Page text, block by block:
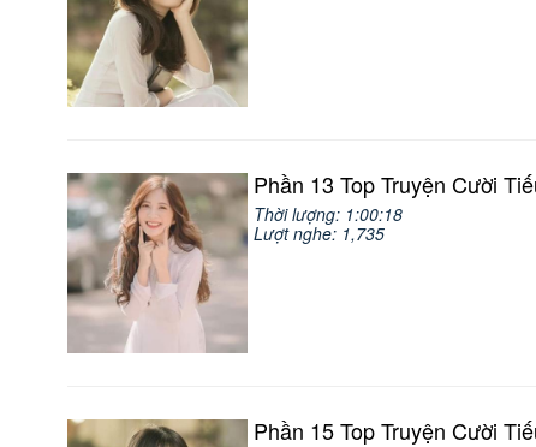
Phần 13 Top Truyện Cười
Thời lượng: 1:00:18
Lượt nghe: 1,735
Phần 15 Top Truyện Cười